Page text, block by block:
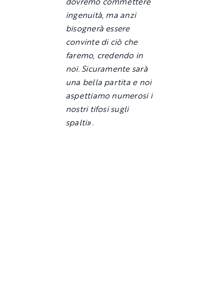
ingenuità, ma anzi
bisognerà essere
convinte di ciò che
faremo, credendo in
noi. Sicuramente sarà
una bella partita e noi
aspettiamo numerosi i
nostri tifosi sugli
spalti».